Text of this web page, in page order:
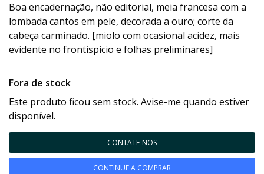
Boa encadernação, não editorial, meia francesa com a
lombada cantos em pele, decorada a ouro; corte da
cabeça carminado. [miolo com ocasional acidez, mais
evidente no frontispício e folhas preliminares]
Fora de stock
Este produto ficou sem stock. Avise-me quando estiver
disponível.
CONTATE-NOS
CONTINUE A COMPRAR